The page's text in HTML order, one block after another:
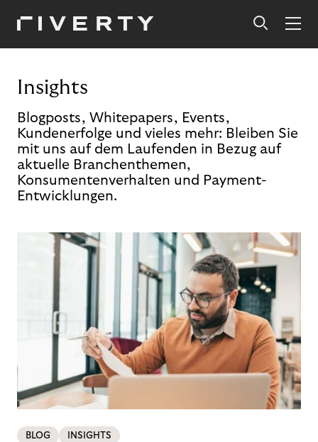
Insights
Blogposts, Whitepapers, Events,
Kundenerfolge und vieles mehr: Bleiben Sie
mit uns auf dem Laufenden in Bezug auf
aktuelle Branchenthemen,
Konsumentenverhalten und Payment-
Entwicklungen.
BLOG INSIGHTS